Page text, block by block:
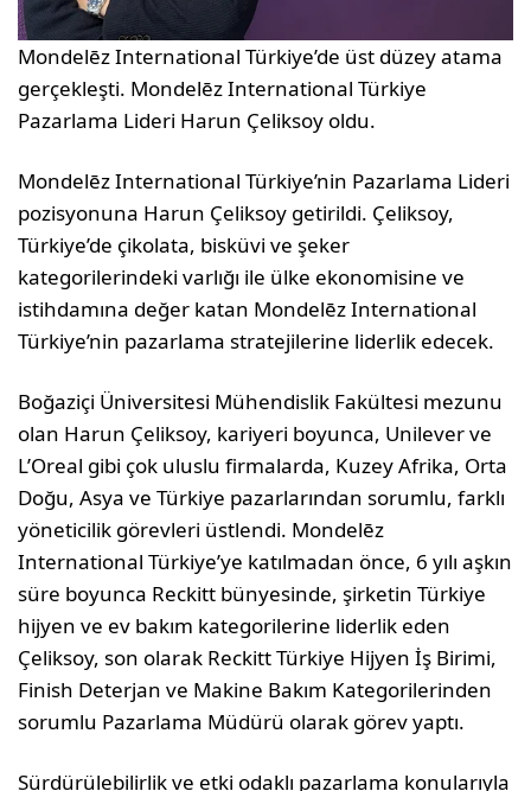
Mondelēz International Türkiye’de üst düzey atama
gerçekleşti. Mondelēz International Türkiye
Pazarlama Lideri Harun Çeliksoy oldu.
Mondelēz International Türkiye’nin Pazarlama Lideri
pozisyonuna Harun Çeliksoy getirildi. Çeliksoy,
Türkiye’de çikolata, bisküvi ve şeker
kategorilerindeki varlığı ile ülke ekonomisine ve
istihdamına değer katan Mondelēz International
Türkiye’nin pazarlama stratejilerine liderlik edecek.
Boğaziçi Üniversitesi Mühendislik Fakültesi mezunu
olan Harun Çeliksoy, kariyeri boyunca, Unilever ve
L’Oreal gibi çok uluslu firmalarda, Kuzey Afrika, Orta
Doğu, Asya ve Türkiye pazarlarından sorumlu, farklı
yöneticilik görevleri üstlendi. Mondelēz
International Türkiye’ye katılmadan önce, 6 yılı aşkın
süre boyunca Reckitt bünyesinde, şirketin Türkiye
hijyen ve ev bakım kategorilerine liderlik eden
Çeliksoy, son olarak Reckitt Türkiye Hijyen İş Birimi,
Finish Deterjan ve Makine Bakım Kategorilerinden
sorumlu Pazarlama Müdürü olarak görev yaptı.
Sürdürülebilirlik ve etki odaklı pazarlama konularıyla